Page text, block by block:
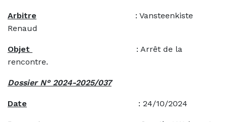
Arbitre
: Vansteenkiste
Renaud
Objet
: Arrêt de la
rencontre.
Dossier N° 2024-2025/037
Date : 24/10/2024